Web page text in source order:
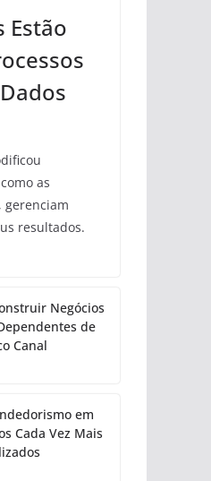
Estão
as
gerenciam
resultados.
Negócios
de
Canal
em
Cada Vez Mais